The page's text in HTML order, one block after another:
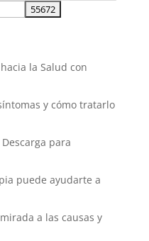
la Salud con
y cómo tratarlo
para
puede ayudarte a
a las causas y